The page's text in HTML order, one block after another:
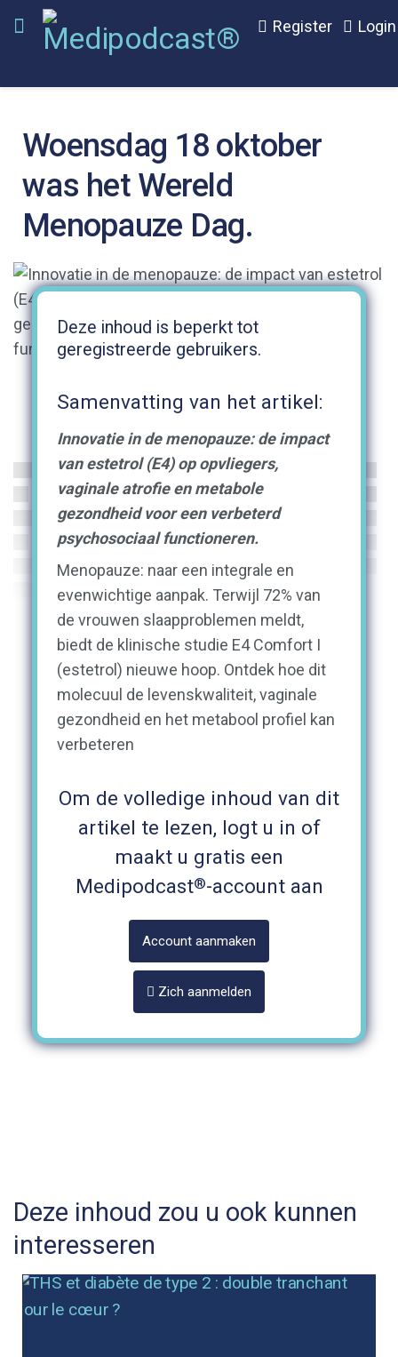
Register Login
Woensdag 18 oktober
was het Wereld
Menopauze Dag.
Deze inhoud is beperkt tot
geregistreerde gebruikers.
Samenvatting van het artikel:
Innovatie in de menopauze: de impact
van estetrol (E4) op opvliegers,
vaginale atrofie en metabole
gezondheid voor een verbeterd
psychosociaal functioneren.
Menopauze: naar een integrale en
evenwichtige aanpak. Terwijl 72% van
de vrouwen slaapproblemen meldt,
biedt de klinische studie E4 Comfort I
(estetrol) nieuwe hoop. Ontdek hoe dit
molecuul de levenskwaliteit, vaginale
gezondheid en het metabool profiel kan
verbeteren
Om de volledige inhoud van dit
artikel te lezen, logt u in of
maakt u gratis een
Medipodcast®-account aan
Account aanmaken
Zich aanmelden
Deze inhoud zou u ook kunnen
interesseren